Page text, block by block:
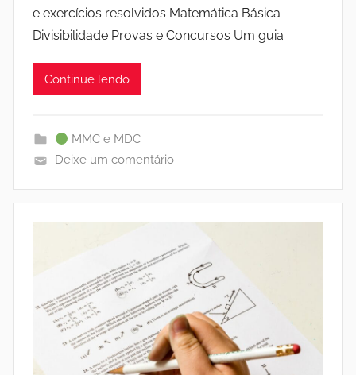
e exercícios resolvidos Matemática Básica
Divisibilidade Provas e Concursos Um guia
Continue lendo
MMC e MDC
Deixe um comentário